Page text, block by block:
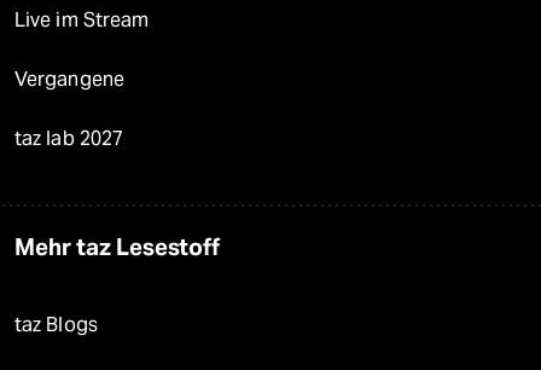
Live im Stream
Vergangene
taz lab 2027
Mehr taz Lesestoff
taz Blogs